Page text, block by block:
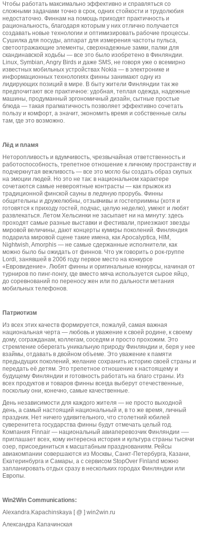
Чтобы работать максимально эффективно и справляться со
сложными задачами точно в срок, одних стойкости и трудолюбия
недостаточно. Финнам на помощь приходят практичность и
рациональность, благодаря которым у них отлично получается
создавать новые технологии и оптимизировать рабочие процессы.
Сушилка для посуды, аппарат для измерения частоты пульса,
светоотражающие элементы, сверхнадежные замки, палки для
скандинавской ходьбы — все это было изобретено в Финляндии.
Linux, Symbian, Angry Birds и даже SMS, не говоря уже о всемирно
известных мобильных устройствах Nokia — в электронике и
информационных технологиях финны занимают одну из
лидирующих позиций в мире. В быту жители Финляндии так же
предпочитают все практичное: удобная, теплая одежда, надежные
машины, продуманный эргономичный дизайн, сытные простые
блюда — такая прагматичность позволяет эффективно сочетать
пользу и комфорт, а значит, экономить время и собственные силы
там, где это возможно.
Лёд и пламя
Неторопливость и вдумчивость, чрезвычайная ответственность и
работоспособность, трепетное отношение к личному пространству и
подчеркнутая вежливость — все это могло бы создать образ скупых
на эмоции людей. Но это не так: в национальном характере
сочетаются самые невероятные контрасты — как прыжок из
традиционной финской сауны в ледяную прорубь. Финны
общительны и дружелюбны, отзывчивы и гостеприимны (хотя и
готовятся к приходу гостей, подчас, целую неделю), умеют и любят
развлекаться. Летом Хельсинки не засыпает ни на минуту: здесь
проходят самые разные выставки и фестивали, приезжают звезды
мировой величины, дают концерты кумиры поколений. Финляндия
подарила мировой сцене такие имена, как Apocalyptica, HIM,
Nightwish, Amorphis — не самые сдержанные исполнители, как
можно было бы ожидать от финнов. Что уж говорить о рок-группе
Lordi, занявшей в 2006 году первое место на конкурсе
«Евровидение». Любят финны и оригинальные конкурсы, начиная от
турниров по пинг-понгу, где вместо мяча используется сырое яйцо,
до соревнований по переносу жен или по дальности метания
мобильных телефонов.
Патриотизм
Из всех этих качеств формируется, пожалуй, самая важная
национальная черта — любовь и уважение к своей родине, к своему
дому, согражданам, коллегам, соседям и просто прохожим. Это
стремление оберегать уникальную природу Финляндии и, беря у нее
взаймы, отдавать в двойном объеме. Это уважение к памяти
предыдущих поколений, желание сохранить историю своей страны и
передать её детям. Это трепетное отношение к настоящему и
будущему Финляндии и готовность работать на благо страны. Из
всех продуктов и товаров финны всегда выберут отечественные,
поскольку они, конечно, самые качественные.
День независимости для каждого жителя — не просто выходной
день, а самый настоящий национальный и, в то же время, личный
праздник. Нет ничего удивительного, что столетний юбилей
суверенитета государства финны будут отмечать целый год.
Компания Finnair — национальный авиаперевозчик Финляндии -—
приглашает всех, кому интересна история и культура страны тысячи
озер, присоединиться к масштабным празднованиям. Рейсы
авиакомпании совершаются из Москвы, Санкт-Петербурга, Казани,
Екатеринбурга и Самары, а с сервисом StopOver Finland можно
запланировать отдых сразу в нескольких городах Финляндии или
Европы.
Win2Win Communications:
Alexandra.Kapachinskaya [ @ ] win2win.ru
Александра Капачинская